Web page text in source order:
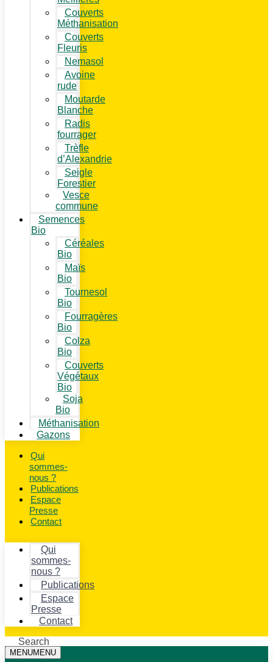
Couverts
Méthanisation
Couverts
Fleuris
Nemasol
Avoine
rude
Moutarde
Blanche
Radis
fourrager
Trèfle
d’Alexandrie
Seigle
Forestier
Vesce
commune
Semences
Bio
Céréales
Bio
Maïs
Bio
Tournesol
Bio
Fourragères
Bio
Colza
Bio
Couverts
Végétaux
Bio
Soja
Bio
Méthanisation
Gazons
Qui
sommes-
nous ?
Publications
Espace
Presse
Contact
Qui
sommes-
nous ?
Publications
Espace
Presse
Contact
Search
MENUMENU